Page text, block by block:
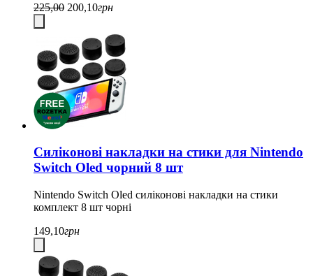
225,00 200,10грн
Силіконові накладки на стики для Nintendo
Switch Oled чорний 8 шт
Nintendo Switch Oled силіконові накладки на стики
комплект 8 шт чорні
149,10грн